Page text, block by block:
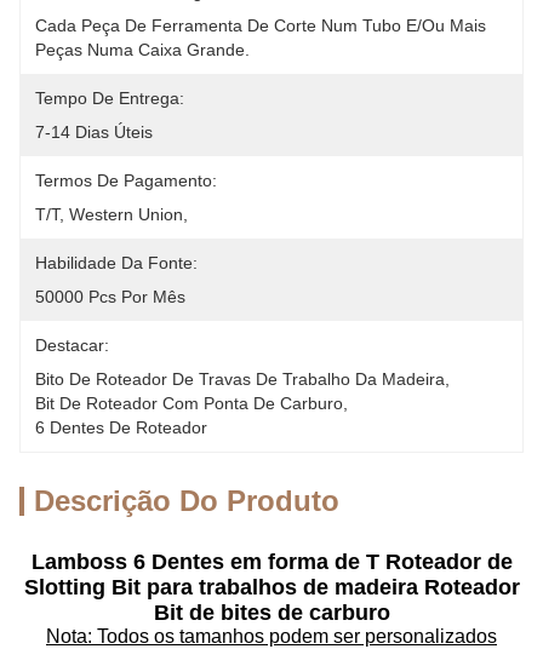
Cada Peça De Ferramenta De Corte Num Tubo E/ou Mais
Peças Numa Caixa Grande.
Tempo De Entrega:
7-14 Dias Úteis
Termos De Pagamento:
T/T, Western Union,
Habilidade Da Fonte:
50000 Pcs Por Mês
Destacar:
Bito De Roteador De Travas De Trabalho Da Madeira
Bit De Roteador Com Ponta De Carburo
6 Dentes De Roteador
Descrição Do Produto
Lamboss 6 Dentes em forma de T Roteador de
Slotting Bit para trabalhos de madeira Roteador
Bit de bites de carburo
Nota: Todos os tamanhos podem ser personalizados